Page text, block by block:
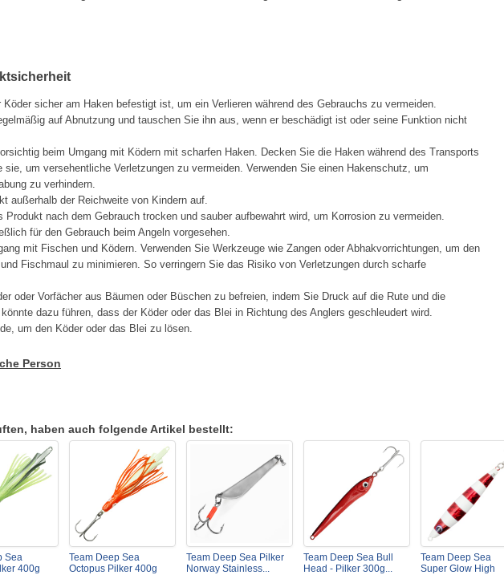
sicher am Haken befestigt ist, um ein Verlieren während des Gebrauchs zu vermeiden.
auf Abnutzung und tauschen Sie ihn aus, wenn er beschädigt ist oder seine Funktion nicht
beim Umgang mit Ködern mit scharfen Haken. Decken Sie die Haken während des Transports
sie, um versehentliche Verletzungen zu vermeiden. Verwenden Sie einen Hakenschutz, um
zu verhindern.
außerhalb der Reichweite von Kindern auf.
nach dem Gebrauch trocken und sauber aufbewahrt wird, um Korrosion zu vermeiden.
für den Gebrauch beim Angeln vorgesehen.
mit Fischen und Ködern. Verwenden Sie Werkzeuge wie Zangen oder Abhakvorrichtungen, um den
Fischmaul zu minimieren. So verringern Sie das Risiko von Verletzungen durch scharfe
oder Vorfächer aus Bäumen oder Büschen zu befreien, indem Sie Druck auf die Rute und die
dazu führen, dass der Köder oder das Blei in Richtung des Anglers geschleudert wird.
um den Köder oder das Blei zu lösen.
Person
haben auch folgende Artikel bestellt:
Sea
400g
Team Deep Sea
Octopus Pilker 400g
Team Deep Sea Pilker
Norway Stainless...
Team Deep Sea Bull
Head - Pilker 300g...
Team Deep Sea
Super Glow High